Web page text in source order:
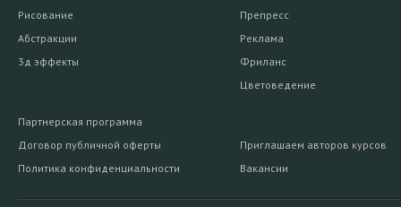
Рисование
Абстракции
3д эффекты
Препресс
Реклама
Фриланс
Цветоведение
Партнерская программа
Договор публичной оферты
Политика конфиденциальности
Приглашаем авторов курсов
Вакансии